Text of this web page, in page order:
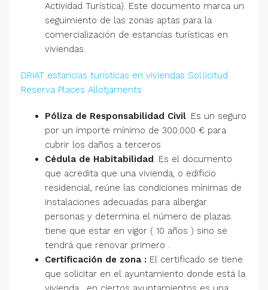
Actividad Turística). Este documento marca un
seguimiento de las zonas aptas para la
comercialización de estancias turísticas en
viviendas.
DRIAT estancias turísticas en viviendas Sol·licitud
Reserva Places Allotjaments
Póliza de Responsabilidad Civil. Es un seguro
por un importe mínimo de 300.000 € para
cubrir los daños a terceros
Cédula de Habitabilidad. Es el documento
que acredita que una vivienda, o edificio
residencial, reúne las condiciones mínimas de
instalaciones adecuadas para albergar
personas y determina el número de plazas.
tiene que estar en vigor ( 10 años ) sino se
tendrá que renovar primero .
Certificación de zona : El certificado se tiene
que solicitar en el ayuntamiento donde está la